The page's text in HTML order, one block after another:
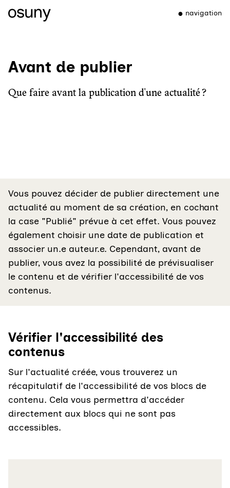
navigation
Avant de publier
Que faire avant la publication d'une actualité ?
Vous pouvez décider de publier directement une
actualité au moment de sa création, en cochant
la case "Publié" prévue à cet effet. Vous pouvez
également choisir une date de publication et
associer un.e auteur.e. Cependant, avant de
publier, vous avez la possibilité de prévisualiser
le contenu et de vérifier l'accessibilité de vos
contenus.
Vérifier l'accessibilité des
contenus
Sur l'actualité créée, vous trouverez un
récapitulatif de l'accessibilité de vos blocs de
contenu. Cela vous permettra d'accéder
directement aux blocs qui ne sont pas
accessibles.